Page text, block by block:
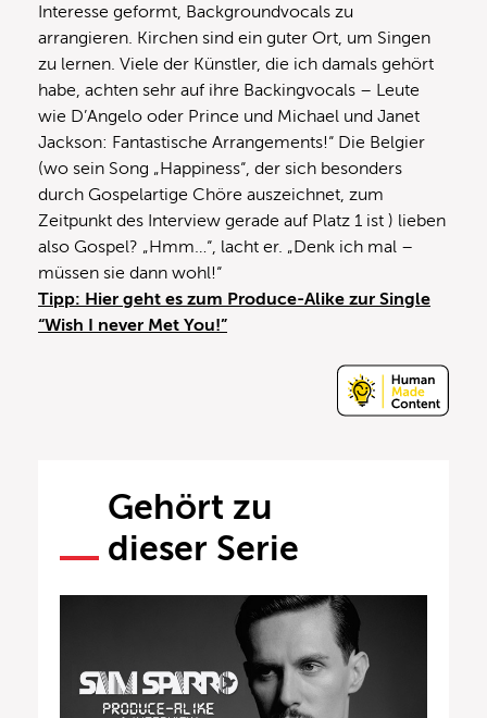
Interesse geformt, Backgroundvocals zu
arrangieren. Kirchen sind ein guter Ort, um Singen
zu lernen. Viele der Künstler, die ich damals gehört
habe, achten sehr auf ihre Backingvocals – Leute
wie D’Angelo oder Prince und Michael und Janet
Jackson: Fantastische Arrangements!“ Die Belgier
(wo sein Song „Happiness“, der sich besonders
durch Gospelartige Chöre auszeichnet, zum
Zeitpunkt des Interview gerade auf Platz 1 ist ) lieben
also Gospel? „Hmm…“, lacht er. „Denk ich mal –
müssen sie dann wohl!“
Tipp: Hier geht es zum Produce-Alike zur Single
“Wish I never Met You!”
Gehört zu
dieser Serie